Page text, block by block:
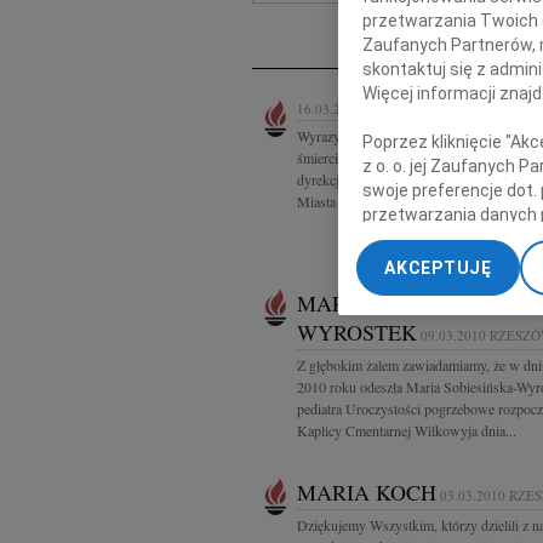
16.03.2010 RZESZÓW
Wyrazy głębokiego współczucia i żalu z
śmierci Taty Koledze Grzegorzowi
dyrekcja, koleżanki i koledzy z Biura
Miasta Rzeszowa
MARIA SOBIESIŃSKA-
WYROSTEK 09.03.2010
Z głębokim żalem zawiadamiamy, że w
2010 roku odeszła Maria Sobiesińska-
pediatra Uroczystości pogrzebowe
Kaplicy Cmentarnej Wilkowyja dnia...
MARIA KOCH 03.03.2010
Dziękujemy Wszystkim, którzy dzielili z
przetwarzania Twoich
Zaufanych Partnerów,
skontaktuj się z
Więcej informacji
Poprzez kliknięcie
z o. o. jej Zaufanych
swoje preferencje dot.
przetwarzania danych
„Ustawienia
My, nasi Zaufani
dokładnych danych
Przechowywanie
treści, badnie
AKCEPTUJĘ